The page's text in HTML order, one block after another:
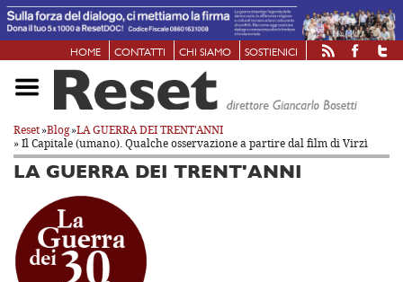
HOME CONTATTI CHI SIAMO SOSTIENICI
Reset»Blog»LA GUERRA DEI TRENT'ANNI
» Il Capitale (umano). Qualche osservazione a partire dal film di Virzì
LA GUERRA DEI TRENT'ANNI